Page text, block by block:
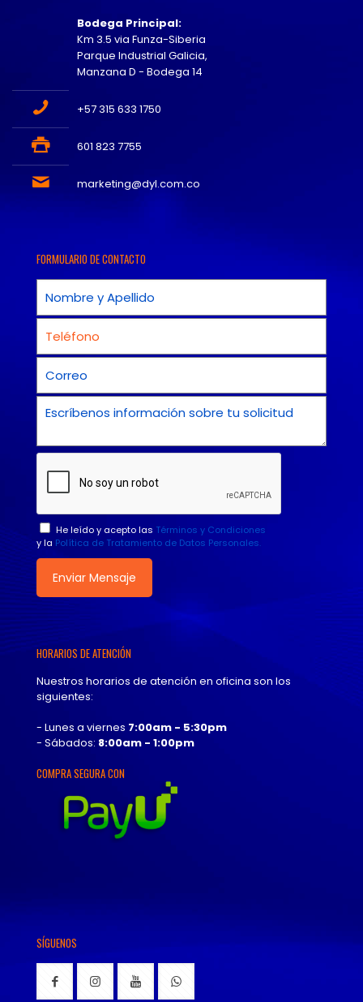
Bodega Principal:
Km 3.5 via Funza-Siberia
Parque Industrial Galicia,
Manzana D - Bodega 14
+57 315 633 1750
601 823 7755
marketing@dyl.com.co
FORMULARIO DE CONTACTO
He leído y acepto las Términos y Condiciones
y la Política de Tratamiento de Datos Personales.
HORARIOS DE ATENCIÓN
Nuestros horarios de atención en oficina son los
siguientes:
- Lunes a viernes 7:00am - 5:30pm
- Sábados: 8:00am - 1:00pm
COMPRA SEGURA CON
SÍGUENOS